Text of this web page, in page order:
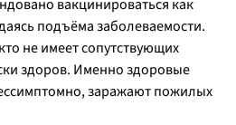
вакцинироваться как
подъёма заболеваемости.
не имеет сопутствующих
здоров. Именно здоровые
заражают пожилых